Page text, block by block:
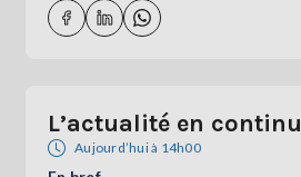
L’actualité en continu
Aujourd’hui à 14h00